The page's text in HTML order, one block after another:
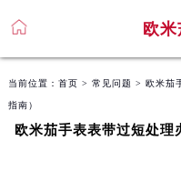
欧
当前位置： 首页 > 常见问题 > 欧米茄
指南）
欧米茄手表表带过短处